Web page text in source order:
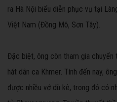
ra Hà Nội biểu diễn phục vụ tại
Việt Nam (Đồng Mô, Sơn Tây).
Đặc biệt, ông còn tham gia chuyển
hát dân ca Khmer. Tính đến nay,
được nhiều vở dù kê, trong đó có